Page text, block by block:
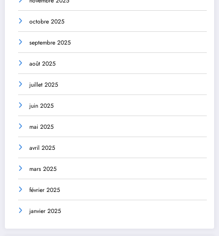
octobre 2025
septembre 2025
août 2025
juillet 2025
juin 2025
mai 2025
avril 2025
mars 2025
février 2025
janvier 2025